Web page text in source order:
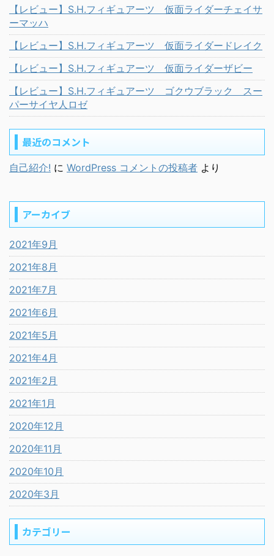
【レビュー】S.H.フィギュアーツ 仮面ライダーチェイサ
ーマッハ
【レビュー】S.H.フィギュアーツ 仮面ライダードレイク
【レビュー】S.H.フィギュアーツ 仮面ライダーザビー
【レビュー】S.H.フィギュアーツ ゴクウブラック スー
パーサイヤ人ロゼ
最近のコメント
自己紹介! に WordPress コメントの投稿者 より
アーカイブ
2021年9月
2021年8月
2021年7月
2021年6月
2021年5月
2021年4月
2021年2月
2021年1月
2020年12月
2020年11月
2020年10月
2020年3月
カテゴリー